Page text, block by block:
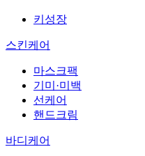
키성장
스킨케어
마스크팩
기미·미백
선케어
핸드크림
바디케어